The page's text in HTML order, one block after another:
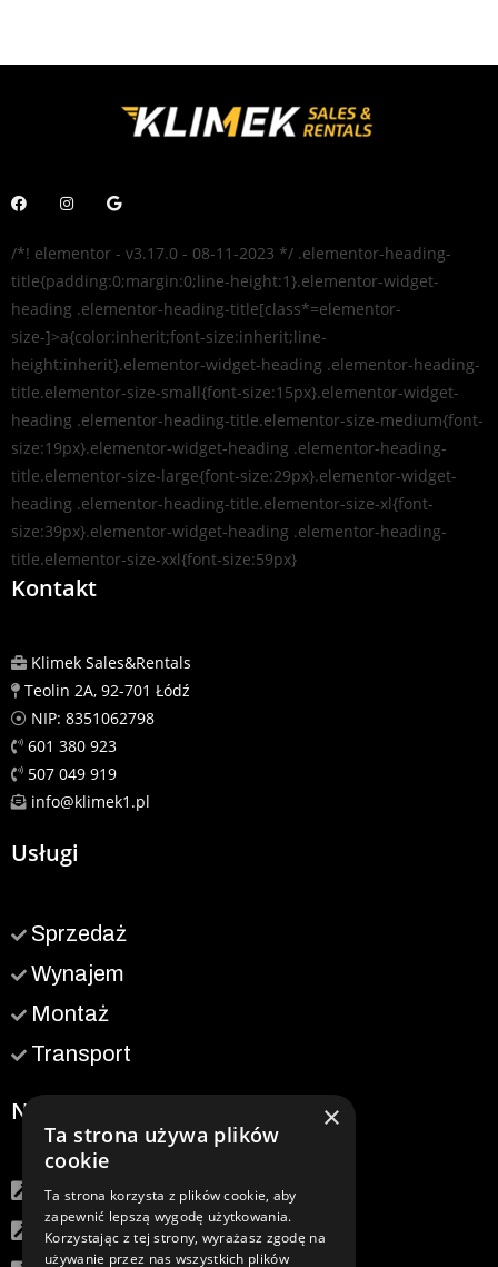
/*! elementor - v3.17.0 - 08-11-2023 */ .elementor-heading-
title{padding:0;margin:0;line-height:1}.elementor-widget-
heading .elementor-heading-title[class*=elementor-
size-]>a{color:inherit;font-size:inherit;line-
height:inherit}.elementor-widget-heading .elementor-heading-
title.elementor-size-small{font-size:15px}.elementor-widget-
heading .elementor-heading-title.elementor-size-medium{font-
size:19px}.elementor-widget-heading .elementor-heading-
title.elementor-size-large{font-size:29px}.elementor-widget-
heading .elementor-heading-title.elementor-size-xl{font-
size:39px}.elementor-widget-heading .elementor-heading-
title.elementor-size-xxl{font-size:59px}
Kontakt
Klimek Sales&Rentals
Teolin 2A, 92-701 Łódź
NIP: 8351062798
601 380 923
507 049 919
info@klimek1.pl
Usługi
Sprzedaż
Wynajem
Montaż
Transport
Nawigacja
Klimek S&R
Co oferujemy?
×
Ta strona używa plików
cookie
Ta strona korzysta z plików cookie, aby
zapewnić lepszą wygodę użytkowania.
Korzystając z tej strony, wyrażasz zgodę na
używanie przez nas wszystkich plików